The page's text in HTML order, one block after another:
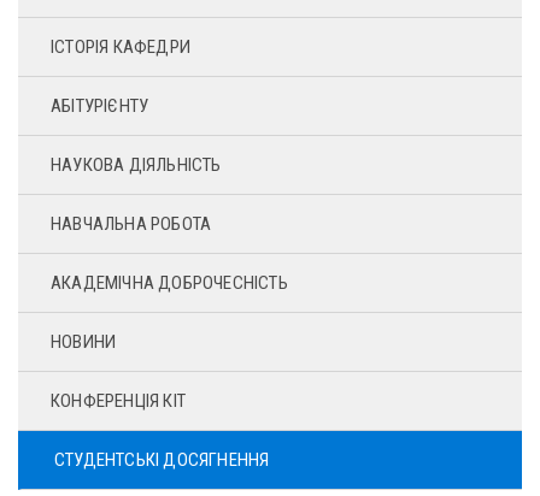
ІСТОРІЯ КАФЕДРИ
АБІТУРІЄНТУ
НАУКОВА ДІЯЛЬНІСТЬ
НАВЧАЛЬНА РОБОТА
АКАДЕМІЧНА ДОБРОЧЕСНІСТЬ
НОВИНИ
КОНФЕРЕНЦІЯ КІТ
СТУДЕНТСЬКІ ДОСЯГНЕННЯ